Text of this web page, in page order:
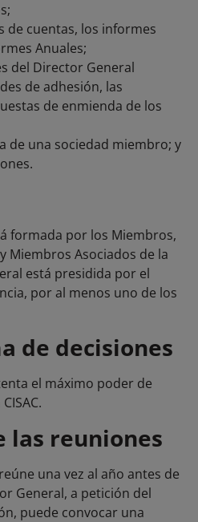
de cuentas, los informes
Anuales;
del Director General
de adhesión, las
de enmienda de los
de una sociedad miembro; y
formada por los Miembros,
Miembros Asociados de la
está presidida por el
por al menos uno de los
de decisiones
el máximo poder de
las reuniones
una vez al año antes de
General, a petición del
puede convocar una